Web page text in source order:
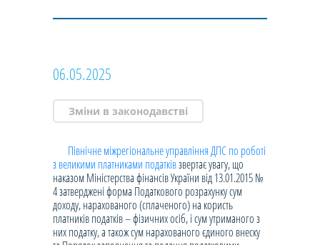
06.05.2025
Зміни в законодавстві
Північне міжрегіональне управління ДПС по роботі
з великими платниками податківзвертає увагу, що
наказом Міністерства фінансів України від 13.01.2015 №
4 затверджені форма Податкового розрахунку сум
доходу, нарахованого (сплаченого) на користь
платників податків – фізичних осіб, і сум утриманого з
них податку, а також сум нарахованого єдиного внеску